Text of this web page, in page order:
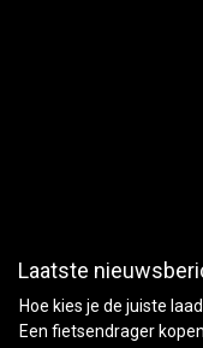
Laatste
Hoe kies je de juiste
Een fietsendrager